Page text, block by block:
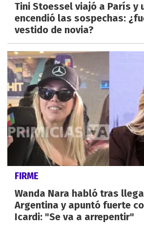
Tini Stoessel viajó a París y
encendió las sospechas:
vestido de novia?
FIRME
Wanda Nara habló tras
Argentina y apuntó fuerte
Icardi: "Se va a arrepentir"